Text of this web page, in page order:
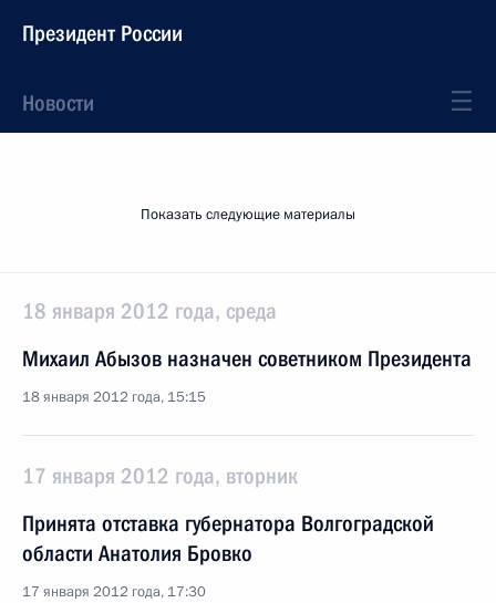
Президент России
Новости
Показать следующие материалы
18 января 2012 года, среда
Михаил Абызов назначен советником Президента
18 января 2012 года, 15:15
17 января 2012 года, вторник
Принята отставка губернатора Волгоградской
области Анатолия Бровко
17 января 2012 года, 17:30